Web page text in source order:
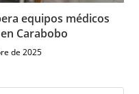
equipos médicos
Carabobo
de 2025